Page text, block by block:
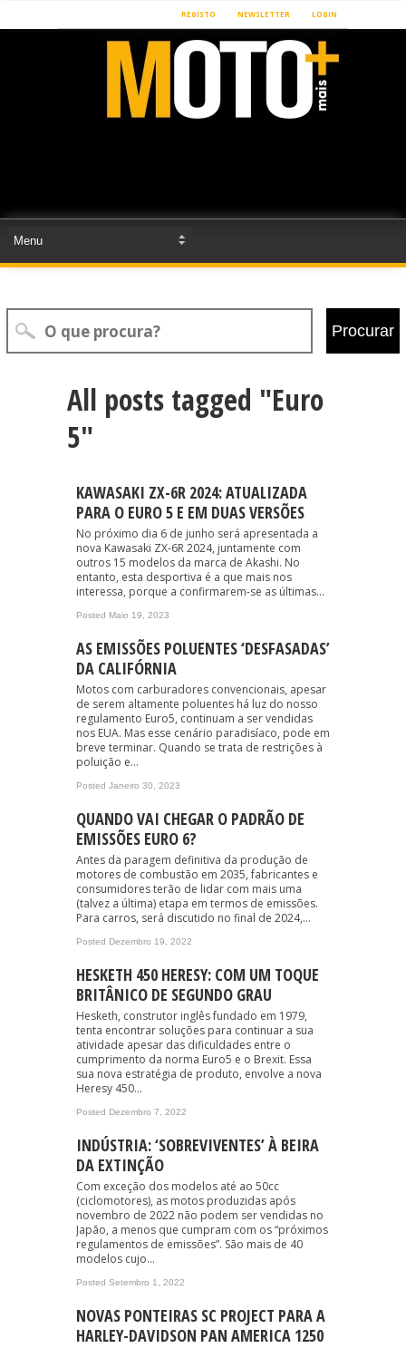
REGISTO NEWSLETTER LOGIN
Procurar
All posts tagged "Euro
5"
KAWASAKI ZX-6R 2024: ATUALIZADA
PARA O EURO 5 E EM DUAS VERSÕES
No próximo dia 6 de junho será apresentada a
nova Kawasaki ZX-6R 2024, juntamente com
outros 15 modelos da marca de Akashi. No
entanto, esta desportiva é a que mais nos
interessa, porque a confirmarem-se as últimas...
Posted Maio 19, 2023
AS EMISSÕES POLUENTES ‘DESFASADAS’
DA CALIFÓRNIA
Motos com carburadores convencionais, apesar
de serem altamente poluentes há luz do nosso
regulamento Euro5, continuam a ser vendidas
nos EUA. Mas esse cenário paradisíaco, pode em
breve terminar. Quando se trata de restrições à
poluição e...
Posted Janeiro 30, 2023
QUANDO VAI CHEGAR O PADRÃO DE
EMISSÕES EURO 6?
Antes da paragem definitiva da produção de
motores de combustão em 2035, fabricantes e
consumidores terão de lidar com mais uma
(talvez a última) etapa em termos de emissões.
Para carros, será discutido no final de 2024,...
Posted Dezembro 19, 2022
HESKETH 450 HERESY: COM UM TOQUE
BRITÂNICO DE SEGUNDO GRAU
Hesketh, construtor inglês fundado em 1979,
tenta encontrar soluções para continuar a sua
atividade apesar das dificuldades entre o
cumprimento da norma Euro5 e o Brexit. Essa
sua nova estratégia de produto, envolve a nova
Heresy 450...
Posted Dezembro 7, 2022
INDÚSTRIA: ‘SOBREVIVENTES’ À BEIRA
DA EXTINÇÃO
Com exceção dos modelos até ao 50cc
(ciclomotores), as motos produzidas após
novembro de 2022 não podem ser vendidas no
Japão, a menos que cumpram com os “próximos
regulamentos de emissões”. São mais de 40
modelos cujo...
Posted Setembro 1, 2022
NOVAS PONTEIRAS SC PROJECT PARA A
HARLEY-DAVIDSON PAN AMERICA 1250